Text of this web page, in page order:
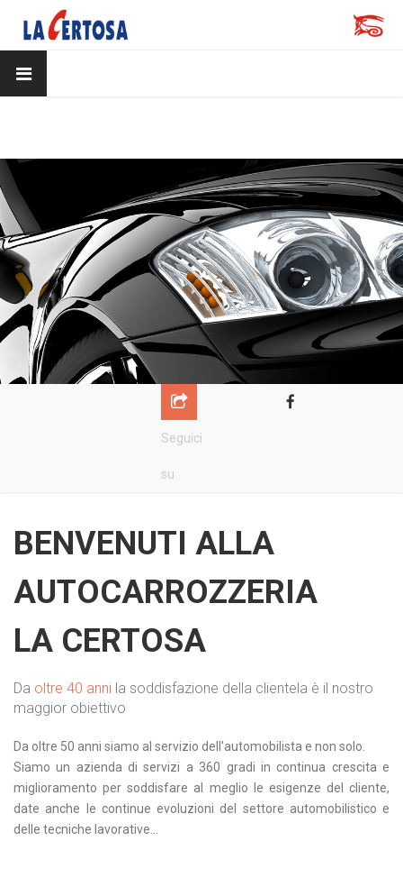
Seguici
su
BENVENUTI ALLA
AUTOCARROZZERIA
LA CERTOSA
Da oltre 40 anni la soddisfazione della clientela è il nostro
maggior obiettivo
Da oltre 50 anni siamo al servizio dell'automobilista e non solo.
Siamo un azienda di servizi a 360 gradi in continua crescita e
miglioramento per soddisfare al meglio le esigenze del cliente,
date anche le continue evoluzioni del settore automobilistico e
delle tecniche lavorative...